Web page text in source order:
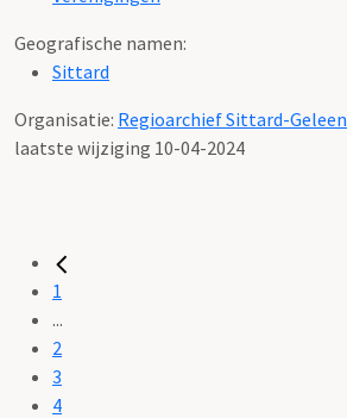
Geografische namen:
Sittard
Organisatie: Regioarchief Sittard-Geleen
laatste wijziging 10-04-2024
1
...
2
3
4